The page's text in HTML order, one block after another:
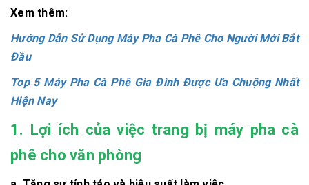
Xem thêm:
Hướng Dẫn Sử Dụng Máy Pha Cà Phê Cho Người Mới Bắt
Đầu
Top 5 Máy Pha Cà Phê Gia Đình Được Ưa Chuộng Nhất
Hiện Nay
1. Lợi ích của việc trang bị máy pha cà
phê cho văn phòng